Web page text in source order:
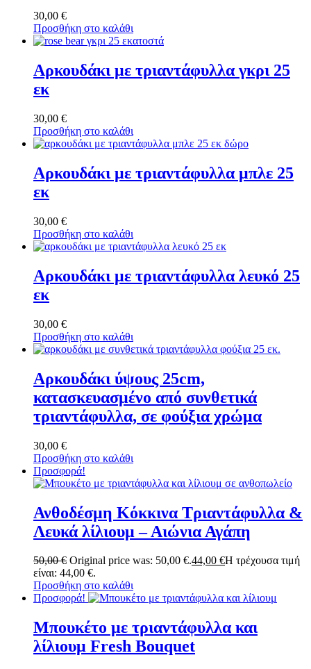
30,00 €
Προσθήκη στο καλάθι
Αρκουδάκι με τριαντάφυλλα γκρι 25
εκ
30,00 €
Προσθήκη στο καλάθι
Αρκουδάκι με τριαντάφυλλα μπλε 25
εκ
30,00 €
Προσθήκη στο καλάθι
Αρκουδάκι με τριαντάφυλλα λευκό 25
εκ
30,00 €
Προσθήκη στο καλάθι
Αρκουδάκι ύψους 25cm,
κατασκευασμένο από συνθετικά
τριαντάφυλλα, σε φούξια χρώμα
30,00 €
Προσθήκη στο καλάθι
Προσφορά!
Ανθοδέσμη Κόκκινα Τριαντάφυλλα &
Λευκά λίλιουμ – Αιώνια Αγάπη
50,00€ Original price was: 50,00 €.44,00 €Η τρέχουσα τιμή
είναι: 44,00 €.
Προσθήκη στο καλάθι
Προσφορά!
Μπουκέτο με τριαντάφυλλα και
λίλιουμ Fresh Bouquet